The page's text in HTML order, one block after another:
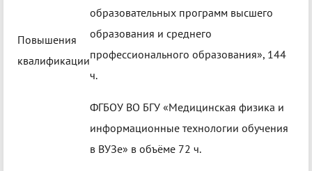
Повышения
квалификации
образовательных программ высшего
образования и среднего
профессионального образования», 144
ч.
ФГБОУ ВО БГУ «Медицинская физика и
информационные технологии обучения
в ВУЗе» в объёме 72 ч.